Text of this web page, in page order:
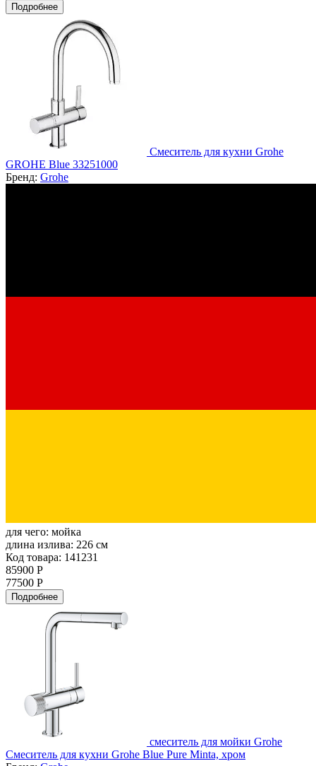
Подробнее
Смеситель для кухни Grohe
GROHE Blue 33251000
Бренд: Grohe
для чего: мойка
длина излива: 226 см
Код товара: 141231
85900 Р
77500 Р
Подробнее
смеситель для мойки Grohe
Смеситель для кухни Grohe Blue Pure Minta, хром